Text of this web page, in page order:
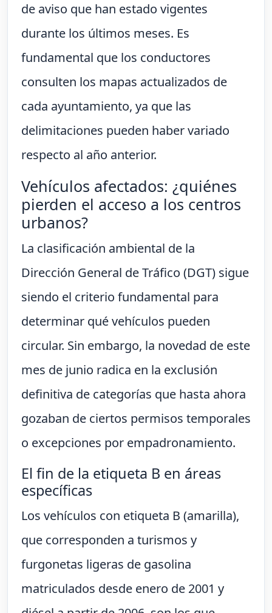
de aviso que han estado vigentes
durante los últimos meses. Es
fundamental que los conductores
consulten los mapas actualizados de
cada ayuntamiento, ya que las
delimitaciones pueden haber variado
respecto al año anterior.
Vehículos afectados: ¿quiénes
pierden el acceso a los centros
urbanos?
La clasificación ambiental de la
Dirección General de Tráfico (DGT) sigue
siendo el criterio fundamental para
determinar qué vehículos pueden
circular. Sin embargo, la novedad de este
mes de junio radica en la exclusión
definitiva de categorías que hasta ahora
gozaban de ciertos permisos temporales
o excepciones por empadronamiento.
El fin de la etiqueta B en áreas
específicas
Los vehículos con etiqueta B (amarilla),
que corresponden a turismos y
furgonetas ligeras de gasolina
matriculados desde enero de 2001 y